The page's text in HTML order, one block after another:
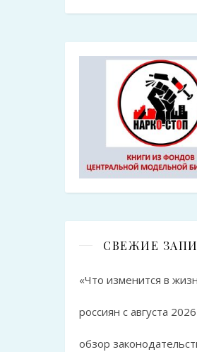
СВЕЖИЕ
«Что изменится в
россиян с августа
обзор